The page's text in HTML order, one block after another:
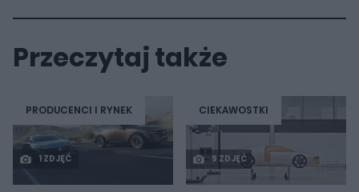
Przeczytaj także
PRODUCENCI I RYNEK
1 ZDJĘĆ
CIEKAWOSTKI
9 ZDJĘĆ